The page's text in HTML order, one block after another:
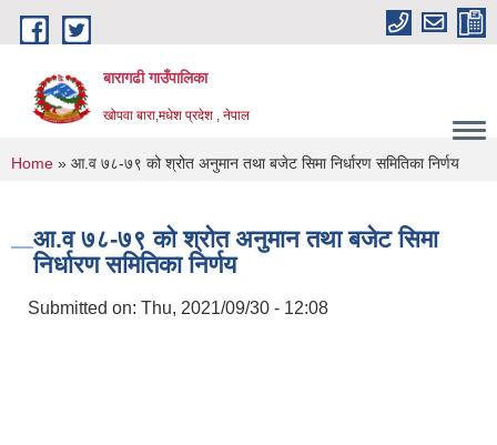
Skip to main content
बारागढी गाउँपालिका
खोपवा बारा,मधेश प्रदेश , नेपाल
You are here
Home » आ.व ७८-७९ को श्रोत अनुमान तथा बजेट सिमा निर्धारण समितिका निर्णय
आ.व ७८-७९ को श्रोत अनुमान तथा बजेट सिमा
निर्धारण समितिका निर्णय
Submitted on: Thu, 2021/09/30 - 12:08